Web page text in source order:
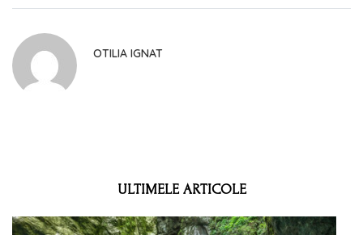
OTILIA IGNAT
ULTIMELE ARTICOLE